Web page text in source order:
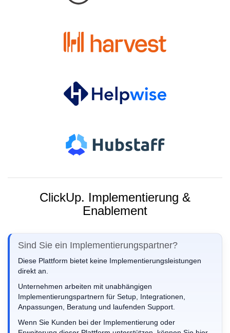
ClickUp. Implementierung &
Enablement
Sind Sie ein Implementierungspartner?
Diese Plattform bietet keine Implementierungsleistungen
direkt an.
Unternehmen arbeiten mit unabhängigen
Implementierungspartnern für Setup, Integrationen,
Anpassungen, Beratung und laufenden Support.
Wenn Sie Kunden bei der Implementierung oder